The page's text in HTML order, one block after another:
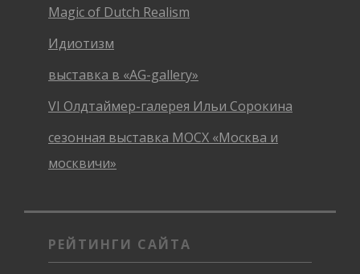
Magic of Dutch Realism
Идиотизм
выставка в «AG-gallery»
VI Олдтаймер-галерея Ильи Сорокина
сезонная выставка МОСХ «Москва и
москвичи»
РЕЙТИНГИ САЙТА